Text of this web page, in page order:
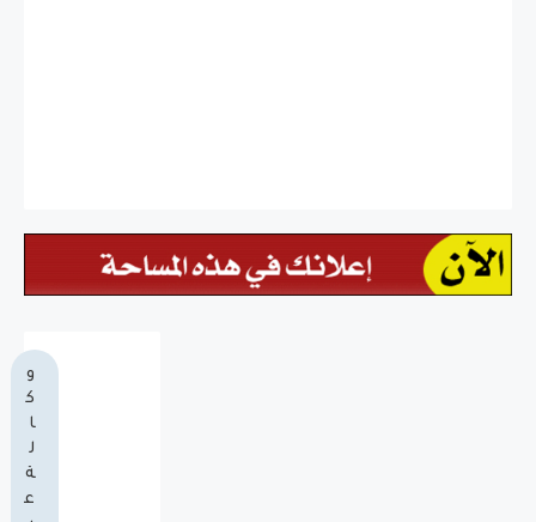
و
ك
ا
ل
ة
ع